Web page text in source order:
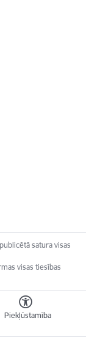
Piekļūstamība
satura visas
visas tiesības